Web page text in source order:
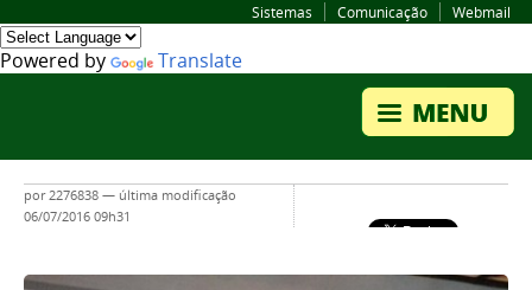
Sistemas
Comunicação Webmail
Powered by Translate
por2276838 — última modificação
06/07/2016 09h31